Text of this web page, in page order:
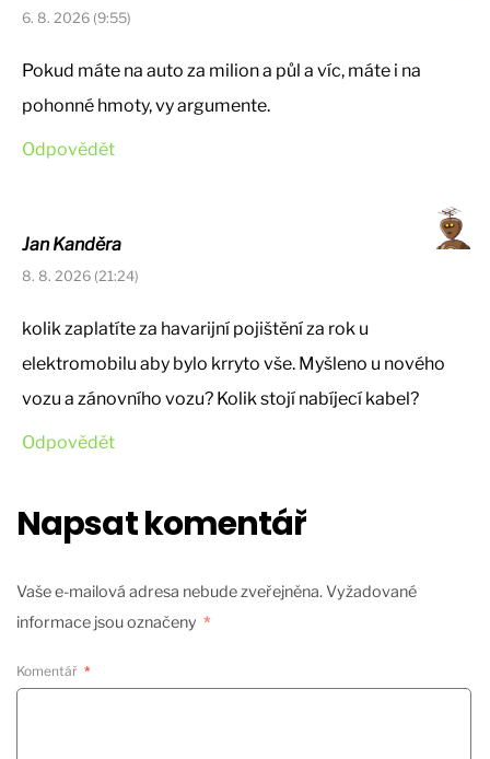
6. 8. 2026 (9:55)
Pokud máte na auto za milion a půl a víc, máte i na
pohonné hmoty, vy argumente.
Odpovědět
Jan Kanděra
8. 8. 2026 (21:24)
kolik zaplatíte za havarijní pojištění za rok u
elektromobilu aby bylo krryto vše. Myšleno u nového
vozu a zánovního vozu? Kolik stojí nabíjecí kabel?
Odpovědět
Napsat komentář
Vaše e-mailová adresa nebude zveřejněna.Vyžadované
informace jsou označeny *
Komentář *